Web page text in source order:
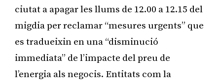
ciutat a apagar les llums de 12.00 a 12.15 del
migdia per reclamar “mesures urgents” que
es tradueixin en una “disminució
immediata” de l’impacte del preu de
l’energia als negocis. Entitats com la